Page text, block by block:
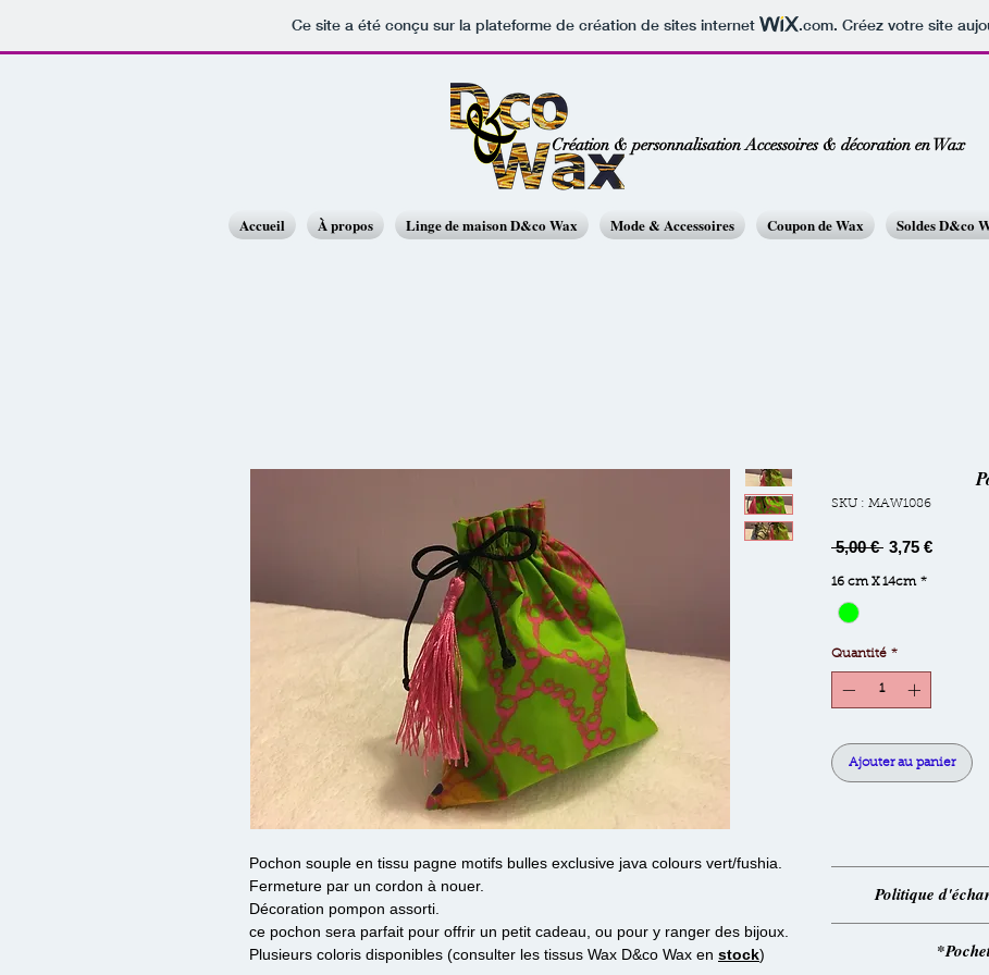
Ce site a été conçu sur la plateforme de création de sites internet .com. Créez votre site
Création & personnalisation Accessoires & décoration en Wax
Accueil À propos Linge de maison D&co Wax Mode & Accessoires Coupon de Wax Soldes D&co
Pochon souple en tissu pagne motifs bulles exclusive java colours vert/fushia.
Fermeture par un cordon à nouer.
Décoration pompon assorti.
ce pochon sera parfait pour offrir un petit cadeau, ou pour y ranger des bijoux.
Plusieurs coloris disponibles (consulter les tissus Wax D&co Wax en stock)
SKU : MAW1086
5,00 € Prix
3,75 €Prix
16 cm X 14cm *
Quantité *
Ajouter au panier
Politique